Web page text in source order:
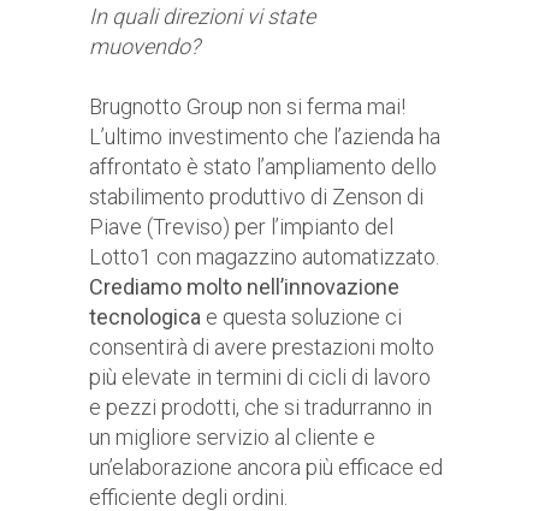
In quali direzioni vi state
muovendo?
Brugnotto Group non si ferma mai!
L’ultimo investimento che l’azienda ha
affrontato è stato l’ampliamento dello
stabilimento produttivo di Zenson di
Piave (Treviso) per l’impianto del
Lotto1 con magazzino automatizzato.
Crediamo molto nell’innovazione
tecnologica e questa soluzione ci
consentirà di avere prestazioni molto
più elevate in termini di cicli di lavoro
e pezzi prodotti, che si tradurranno in
un migliore servizio al cliente e
un’elaborazione ancora più efficace ed
efficiente degli ordini.